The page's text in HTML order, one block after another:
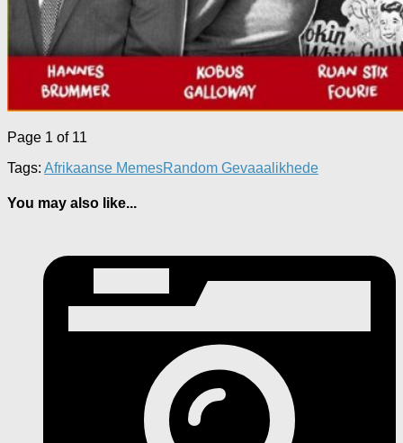
Page 1 of 11
Tags: Afrikaanse MemesRandom Gevaaalikhede
You may also like...